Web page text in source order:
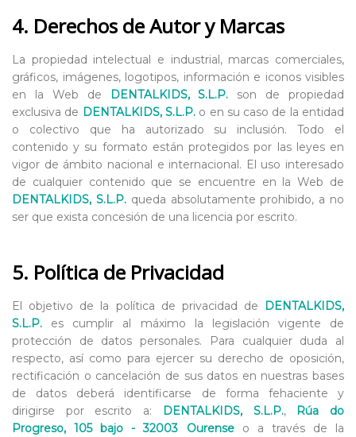
4. Derechos de Autor y Marcas
La propiedad intelectual e industrial, marcas comerciales,
gráficos, imágenes, logotipos, información e iconos visibles
en la Web de
DENTALKIDS, S.L.P. son de propiedad
exclusiva de DENTALKIDS, S.L.P.o en su caso de la entidad
o colectivo que ha autorizado su inclusión. Todo el
contenido y su formato están protegidos por las leyes en
vigor de ámbito nacional e internacional. El uso interesado
de cualquier contenido que se encuentre en la Web de
DENTALKIDS, S.L.P.queda absolutamente prohibido, a no
ser que exista concesión de una licencia por escrito.
5. Política de Privacidad
El objetivo de la política de privacidad de
DENTALKIDS,
S.L.P. es cumplir al máximo la legislación vigente de
protección de datos personales. Para cualquier duda al
respecto, así como para ejercer su derecho de oposición,
rectificación o cancelación de sus datos en nuestras bases
de datos deberá identificarse de forma fehaciente y
dirigirse por escrito a:
DENTALKIDS, S.L.P., Rúa do
Progreso, 105 bajo - 32003 Ourenseo a través de la